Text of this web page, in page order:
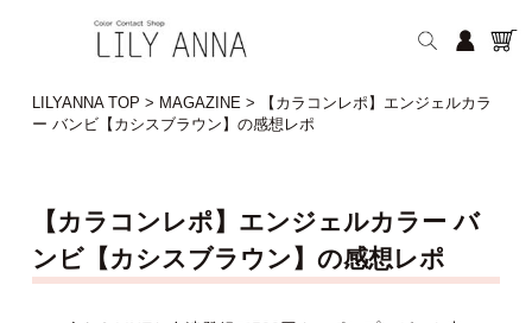
LILYANNA TOP > MAGAZINE>
【カラコンレポ】エンジェルカラ
ー バンビ【カシスブラウン】の感想レポ
【カラコンレポ】エンジェルカラー バ
ンビ【カシスブラウン】の感想レポ